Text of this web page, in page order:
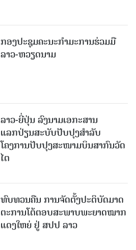
ກອງປະຊຸມຄະນະກຳມະການຮ່ວມມື
ລາວ-ຫວຽດນາມ
ລາວ-ຍີ່ປຸ່ນ ລົງນາມເອກະສານ
ແລກປ່ຽນສະບັບປັບປຸງສໍາລັບ
ໂຄງການປັບປຸງສະໜາມບິນສາກົນວັດ
ໄຕ
ທົບທວນຄືນ ການຈັດຕັ້ງປະຕິບັດມາດ
ຕະການໂຕ້ຕອບສະພາບພະຍາດໝາກ
ແດງໃຫຍ່ ຢູ່ ສປປ ລາວ